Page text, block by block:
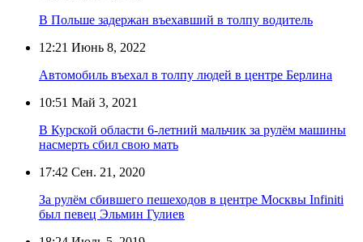
В Польше задержан въехавший в толпу водитель
12:21 Июнь 8, 2022
Автомобиль въехал в толпу людей в центре Берлина
10:51 Май 3, 2021
В Курской области 6-летний мальчик за рулём машины
насмерть сбил свою мать
17:42 Сен. 21, 2020
За рулём сбившего пешеходов в центре Москвы Infiniti
был певец Эльмин Гулиев